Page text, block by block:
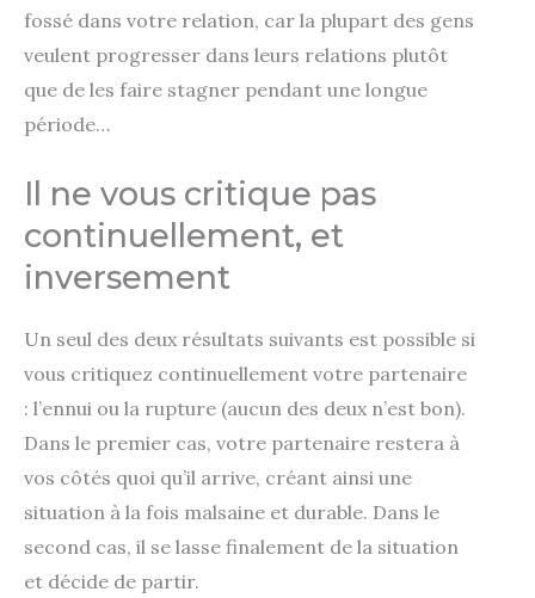
fossé dans votre relation, car la plupart des gens
veulent progresser dans leurs relations plutôt
que de les faire stagner pendant une longue
période…
Il ne vous critique pas
continuellement, et
inversement
Un seul des deux résultats suivants est possible si
vous critiquez continuellement votre partenaire
: l’ennui ou la rupture (aucun des deux n’est bon).
Dans le premier cas, votre partenaire restera à
vos côtés quoi qu’il arrive, créant ainsi une
situation à la fois malsaine et durable. Dans le
second cas, il se lasse finalement de la situation
et décide de partir.